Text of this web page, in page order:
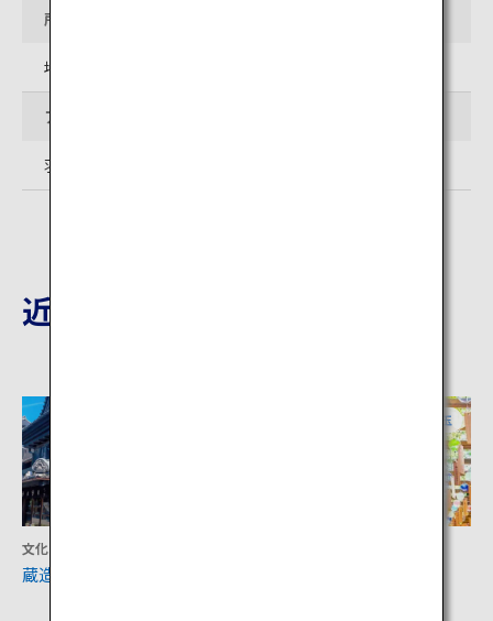
所在地
埼玉県狭山市北入曽25-2
アクセス
羽田空港から電車と徒歩で約2時間
近隣の観光地
文化
蔵造りの町並み
埼玉